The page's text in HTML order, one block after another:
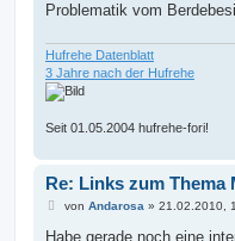
Problematik vom
Hufrehe Datenblatt
3 Jahre nach der Hufrehe
Seit 01.05.2004 hufrehe-fori!
Re: Links zum Thema
B
i
von Andarosa» 21.02.2010,
Habe gerade noch eine